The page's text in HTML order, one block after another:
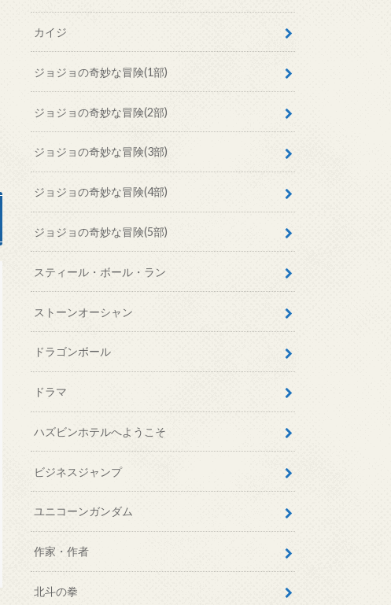
カイジ
ジョジョの奇妙な冒険(1部)
ジョジョの奇妙な冒険(2部)
ジョジョの奇妙な冒険(3部)
ジョジョの奇妙な冒険(4部)
ジョジョの奇妙な冒険(5部)
スティール・ボール・ラン
ストーンオーシャン
ドラゴンボール
ドラマ
ハズビンホテルへようこそ
ビジネスジャンプ
ユニコーンガンダム
作家・作者
北斗の拳